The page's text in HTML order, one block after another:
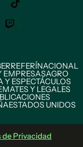
REFERÍNACIONAL
EMPRESASAGRO
Y ESPECTÁCULOS
Y LEGALES
ESTADOS UNIDOS
de Privacidad